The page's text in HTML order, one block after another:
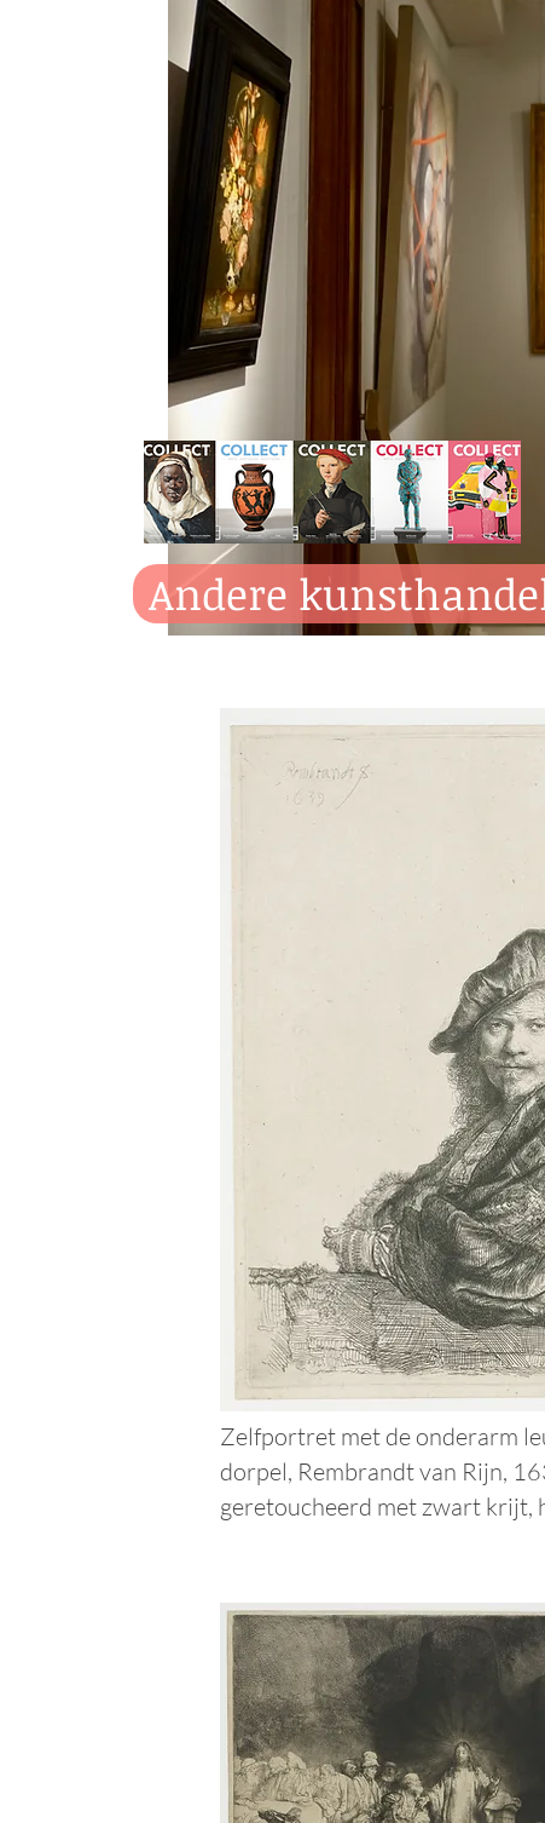
Zelfportret met de onderarm
dorpel, Rembrandt van Rijn,
geretoucheerd met zwart krijt,
Andere